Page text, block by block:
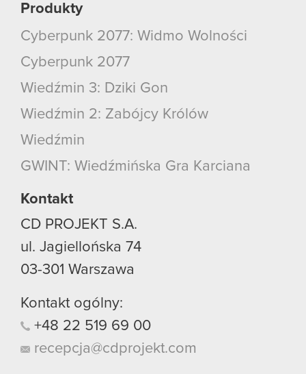
Produkty
Cyberpunk 2077: Widmo Wolności
Cyberpunk 2077
Wiedźmin 3: Dziki Gon
Wiedźmin 2: Zabójcy Królów
Wiedźmin
GWINT: Wiedźmińska Gra Karciana
Kontakt
CD PROJEKT S.A.
ul. Jagiellońska 74
03-301 Warszawa
Kontakt ogólny:
+48 22 519 69 00
recepcja@cdprojekt.com